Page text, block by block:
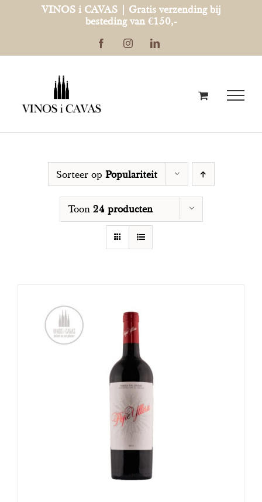
VINOS i CAVAS | Gratis verzending bij
besteding van €150,-
FacebookInstagramLinkedIn
Sorteer op Populariteit
Toon 24 producten